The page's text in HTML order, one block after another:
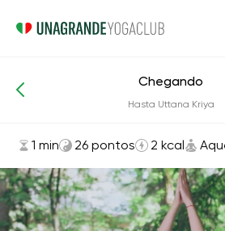
Asanas e exercícios
Chegando
Hasta Uttana Kriya
1 min 26 pontos 2 kcal